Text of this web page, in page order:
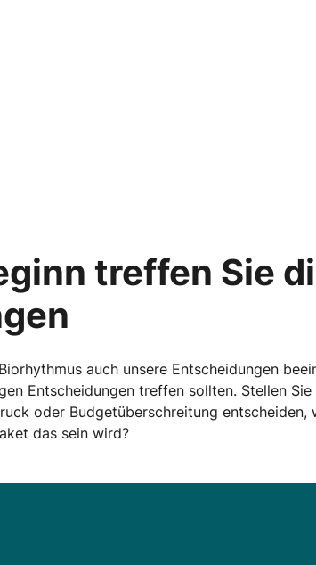
treffen Sie
auch unsere Entscheidungen
Entscheidungen treffen sollten. Stellen
oder Budgetüberschreitung entscheiden,
das sein wird?